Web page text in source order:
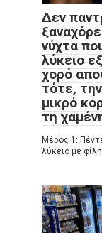
Δεν
νύχτα
λύκειο
χορό
τότε,
μικρό
τη
Μέρος 1:
λύκειο με